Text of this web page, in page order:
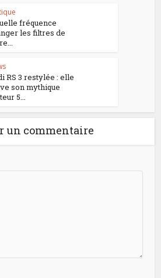
fréquence
les filtres de
RS 3 restylée : elle
son mythique
5...
un commentaire